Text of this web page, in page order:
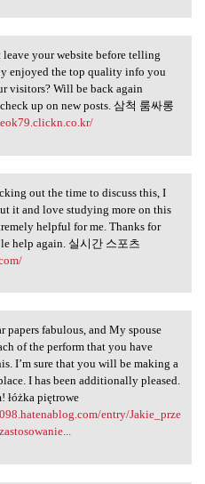
leave your
your website before telling
enjoyed the top quality info you
visitors? Will be back again
up on new posts. 삼척 룸싸롱
out the
out the time to discuss this, I
it and love studying more on this
helpful for me. Thanks for
help again. 실시간 스포츠
papers
papers fabulous, and My spouse
of the perform that you have
I’m sure that you will be making a
I has been additionally pleased.
łóżka piętrowe
entry/Jakie_prze